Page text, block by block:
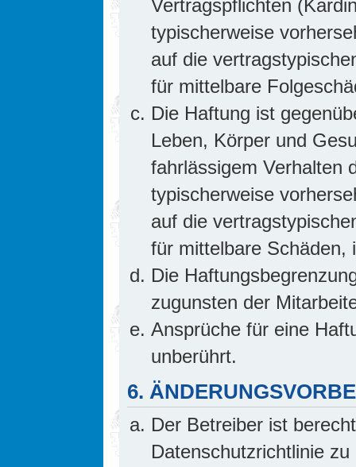
Vertragspflichten
typischerweise
auf die
für mittelbare
Die Haftung ist
Leben, Körper und
fahrlässigem Verhalten
typischerweise
auf die
für mittelbare Schäden,
Die
zugunsten der
Ansprüche für eine
unberührt.
6.
Der Betreiber ist
Datenschutzrichtlinie